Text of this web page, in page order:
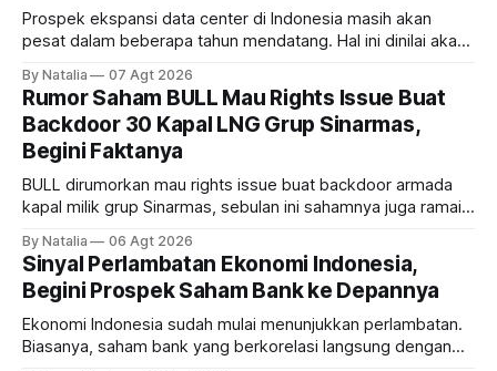
Prospek ekspansi data center di Indonesia masih akan
pesat dalam beberapa tahun mendatang. Hal ini dinilai akan
estate, ada siapa saja mereka?
By Natalia 07 Agt 2026
Rumor Saham BULL Mau Rights Issue Buat
Backdoor 30 Kapal LNG Grup Sinarmas,
Begini Faktanya
BULL dirumorkan mau rights issue buat backdoor armada
kapal milik grup Sinarmas, sebulan ini sahamnya juga ramai
masih menarik dilirik?
By Natalia 06 Agt 2026
Sinyal Perlambatan Ekonomi Indonesia,
Begini Prospek Saham Bank ke Depannya
Ekonomi Indonesia sudah mulai menunjukkan perlambatan.
Biasanya, saham bank yang berkorelasi langsung dengan